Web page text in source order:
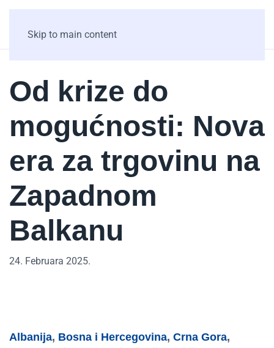
Skip to main content
Od krize do
mogućnosti: Nova
era za trgovinu na
Zapadnom
Balkanu
24. Februara 2025.
Albanija, Bosna i Hercegovina, Crna Gora,